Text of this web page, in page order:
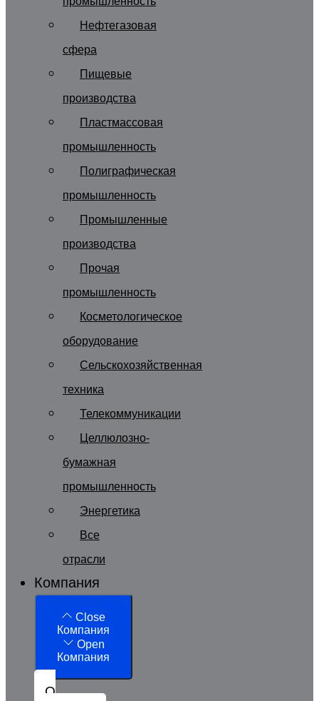
Нефтегазовая
сфера
Пищевые
производства
Пластмассовая
промышленность
Полиграфическая
промышленность
Промышленные
производства
Прочая
промышленность
Косметологическое
оборудование
Сельскохозяйственная
техника
Телекоммуникации
Целлюлозно-
бумажная
промышленность
Энергетика
Все
отрасли
Компания
Close
Компания
Open
Компания
О